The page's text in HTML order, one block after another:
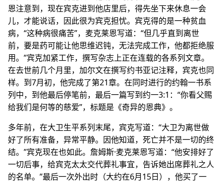
恩注意到，现在宾克进到他店里后，得先坐下来休息一会
儿，才能说话，因此很为宾克担忧。宾克得的是一种贫血
病，“这种病很痛苦”，麦克莱恩写道：“但几乎直到离世
前，要是药可能让他思维迟钝，无法完成工作，他都拒绝服
用。”宾克加紧工作，撰写杂志上正在连载的各系列文章。
在去世前几个月里，加尔文在撰写约书亚记注释，宾克也同
样。到7月初，他完成了第21章。在同时进行的约翰一书系
列中，到他最后停笔前，最后一篇写到约一3:1：“你看父赐
给我们是何等的慈爱”，标题是《奇异的恩典》。
多年前，在大卫生平系列末尾，宾克写道：“大卫为离世做
好了所有准备，异常平静。因他知道，死亡并不是一切的终
结。”宾克现在也如此。詹姆斯·麦克莱恩写道：“他安排好了
一切后事，给宾克太太交代葬礼事宜，告诉她出席葬礼之人
的名单。”最后一次外出时（大约在6月15日），他买了一